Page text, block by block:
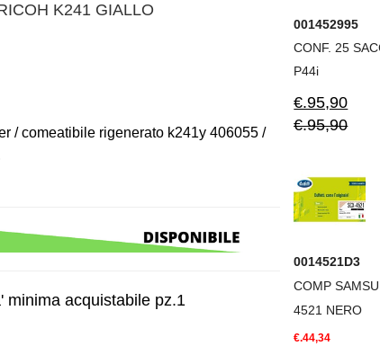
K241 GIALLO
/ comeatibile rigenerato k241y 406055 /
minima acquistabile pz.1
001452995
CONF. 25
P44i
€.95,90
€.95,90
0014521D3
COMP
4521 NERO
€.44,34